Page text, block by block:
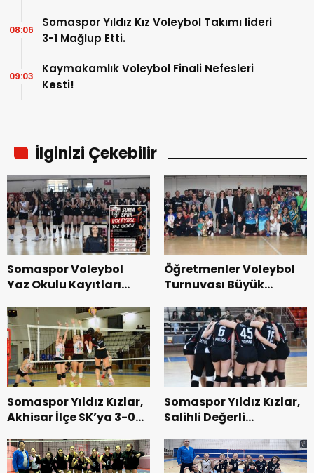
Somaspor Yıldız Kız Voleybol Takımı lideri
3-1 Mağlup Etti.
08:06
Kaymakamlık Voleybol Finali Nefesleri
Kesti!
09:03
İlginizi Çekebilir
Somaspor Voleybol
Yaz Okulu Kayıtları
Öğretmenler Voleybol
Turnuvası Büyük
Somaspor Yıldız Kızlar,
Akhisar İlçe SK’ya 3-0
Somaspor Yıldız Kızlar,
Salihli Değerli
Mağlup Oldu